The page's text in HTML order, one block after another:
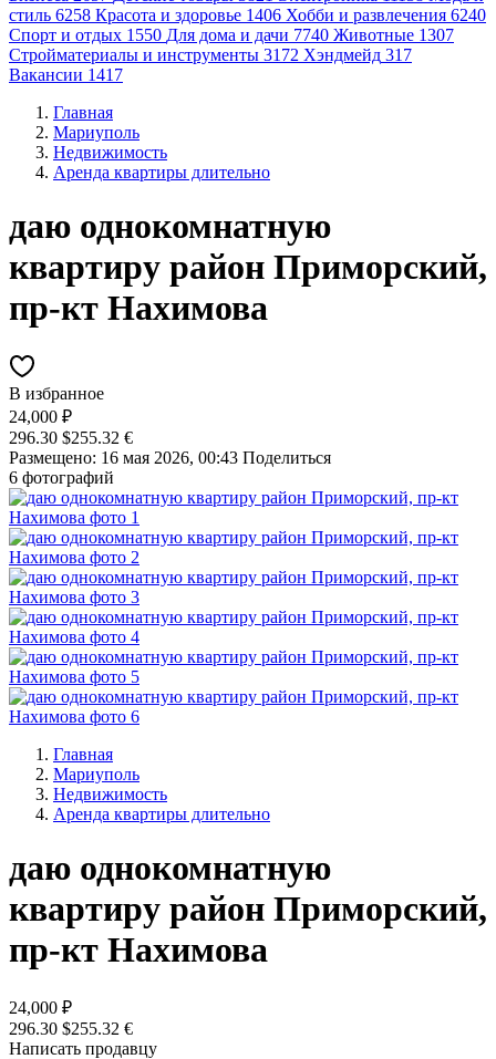
стиль 6258 Красота и здоровье 1406 Хобби и развлечения 6240
Спорт и отдых 1550 Для дома и дачи 7740 Животные 1307
Стройматериалы и инструменты 3172 Хэндмейд 317
Вакансии 1417
Главная
Мариуполь
Недвижимость
Аренда квартиры длительно
даю однокомнатную
квартиру район Приморский,
пр-кт Нахимова
В избранное
24,000 ₽
296.30 $255.32 €
Размещено: 16 мая 2026, 00:43 Поделиться
6 фотографий
Главная
Мариуполь
Недвижимость
Аренда квартиры длительно
даю однокомнатную
квартиру район Приморский,
пр-кт Нахимова
24,000 ₽
296.30 $255.32 €
Написать продавцу